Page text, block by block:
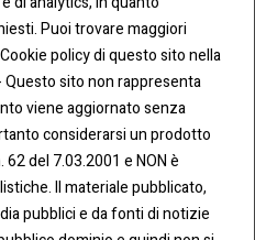
Puoi trovare maggiori
policy di questo sito nella
Questo sito non rappresenta
viene aggiornato senza
considerarsi un prodotto
del 7.03.2001 e NON è
Il materiale pubblicato,
pubblici e da fonti di notizie
COO
KIE &
PRIV
ACY
Cookie
Policy